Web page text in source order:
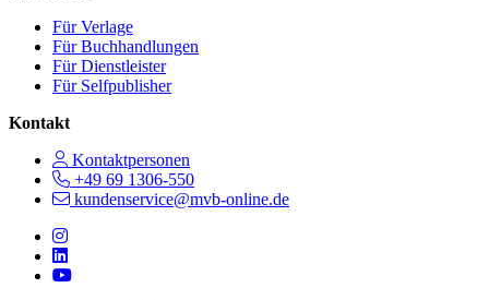
Für Verlage
Für Buchhandlungen
Für Dienstleister
Für Selfpublisher
Kontakt
Kontaktpersonen
+49 69 1306-550
kundenservice@mvb-online.de
Follow us on https://www.instagram.com/lifeatmvb/
Follow us on https://www.linkedin.com/company/mvbbooks
Follow us on https://www.youtube.com/@mvbbooks